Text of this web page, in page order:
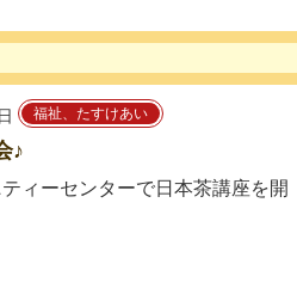
福祉、たすけあい
♪
ィーセンターで日本茶講座を開